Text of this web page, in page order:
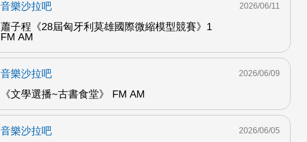
音樂沙拉吧
蕭子程《28屆匈牙利莫雄國際微縮模型競賽》1
FM AM
2026/06/11
音樂沙拉吧
《文學選播~古書食堂》 FM AM
2026/06/09
音樂沙拉吧 2026/06/05